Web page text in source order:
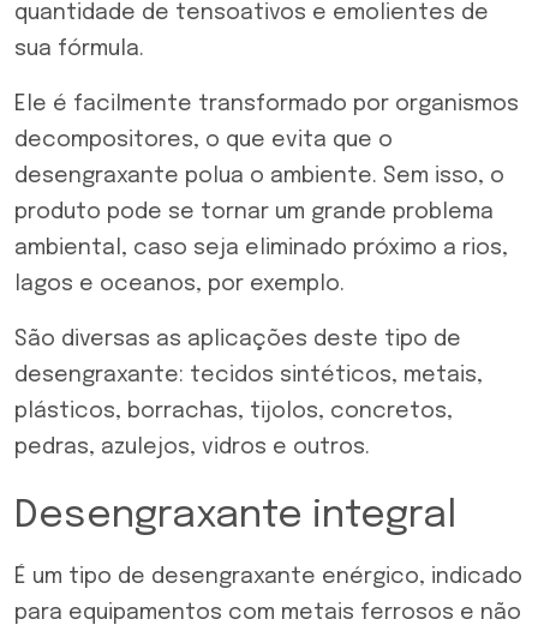
quantidade de tensoativos e emolientes de
sua fórmula.
Ele é facilmente transformado por organismos
decompositores, o que evita que o
desengraxante polua o ambiente. Sem isso, o
produto pode se tornar um grande problema
ambiental, caso seja eliminado próximo a rios,
lagos e oceanos, por exemplo.
São diversas as aplicações deste tipo de
desengraxante: tecidos sintéticos, metais,
plásticos, borrachas, tijolos, concretos,
pedras, azulejos, vidros e outros.
Desengraxante integral
É um tipo de desengraxante enérgico, indicado
para equipamentos com metais ferrosos e não